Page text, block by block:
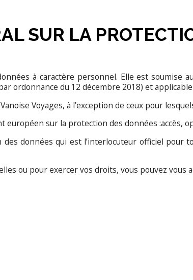
SUR LA
à caractère personnel. Elle est soumise
ordonnance du 12 décembre 2018) et
Voyages, à l’exception de ceux pour
sur la protection des données :accès,
données qui est l’interlocuteur officiel pour
ou pour exercer vos droits, vous pouvez vous